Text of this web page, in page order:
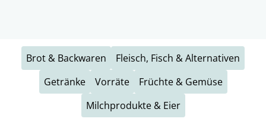
Brot & Backwaren
Fleisch, Fisch & Alternativen
Getränke
Vorräte
Früchte & Gemüse
Milchprodukte & Eier